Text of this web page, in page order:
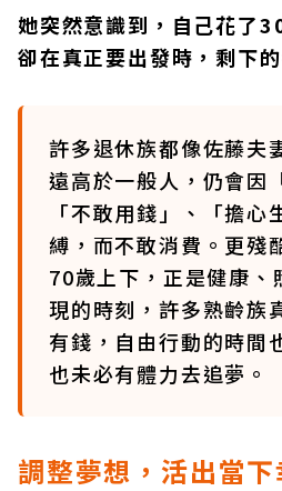
她突然意識到，自己花了
卻在真正要出發時，剩下
許多退休族都像佐藤夫
遠高於一般人，仍會因
「不敢用錢」、「擔心
縛，而不敢消費。更殘
70歲上下，正是健康、
現的時刻，許多熟齡族
有錢，自由行動的時
也未必有體力去追夢。
調整夢想，活出當下